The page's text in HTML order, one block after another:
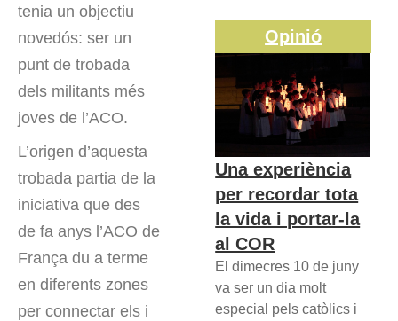
tenia un objectiu
novedós: ser un
punt de trobada
dels militants més
joves de l’ACO.
L’origen d’aquesta
trobada partia de la
iniciativa que des
de fa anys l’ACO de
França du a terme
en diferents zones
per connectar els i
Opinió
Una experiència
per recordar tota
la vida i portar-la
al COR
El dimecres 10 de juny
va ser un dia molt
especial pels catòlics i